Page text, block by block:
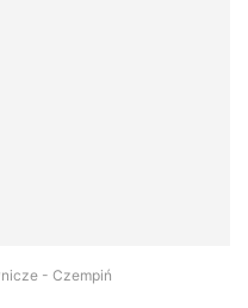
- Czempiń